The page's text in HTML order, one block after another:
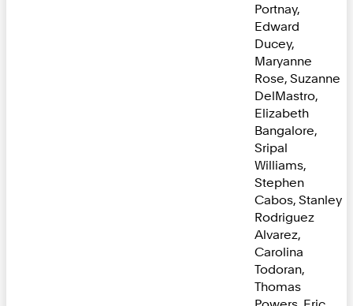
Portnay,
Edward
Ducey,
Maryanne
Rose, Suzanne
DelMastro,
Elizabeth
Bangalore,
Sripal
Williams,
Stephen
Cabos, Stanley
Rodriguez
Alvarez,
Carolina
Todoran,
Thomas